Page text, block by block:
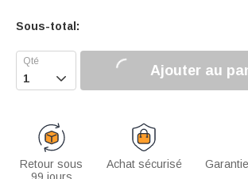
Sous-total:
 Ajouter au
Retour sous
Achat sécurisé